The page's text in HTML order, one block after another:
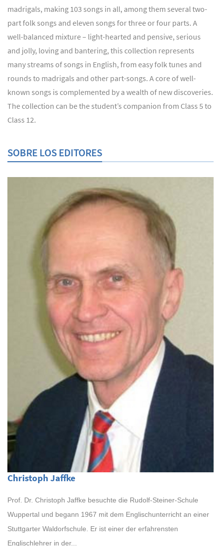
madrigals, making 103 songs in all, among them several two-
part folk songs and eleven songs for three or four parts. A
well-balanced mixture – light-hearted and pensive, serious
and jolly, loving and bantering, this collection represents
many streams of songs in English, from easy folk tunes and
rounds to madrigals and other part-songs. A core of well-
known songs is complemented by a wealth of new discoveries.
The collection can be the student’s companion from Class 5 to
Class 12.
SOBRE LOS EDITORES
Christoph Jaffke
Prof. Dr. Christoph Jaffke besuchte die Rudolf-Steiner-Schule
Wuppertal und begann 1967 mit dem Englischunterricht an einer
Stuttgarter Waldorfschule. Er ist einer der erfahrensten
Englischlehrer in der...